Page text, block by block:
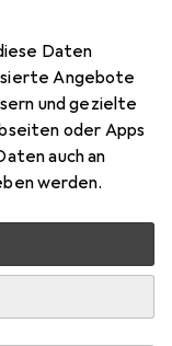
Daten
Angebote
und gezielte
oder Apps
auch an
werden.